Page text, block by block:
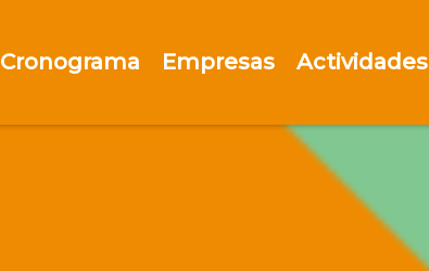
Cronograma Empresas Actividades